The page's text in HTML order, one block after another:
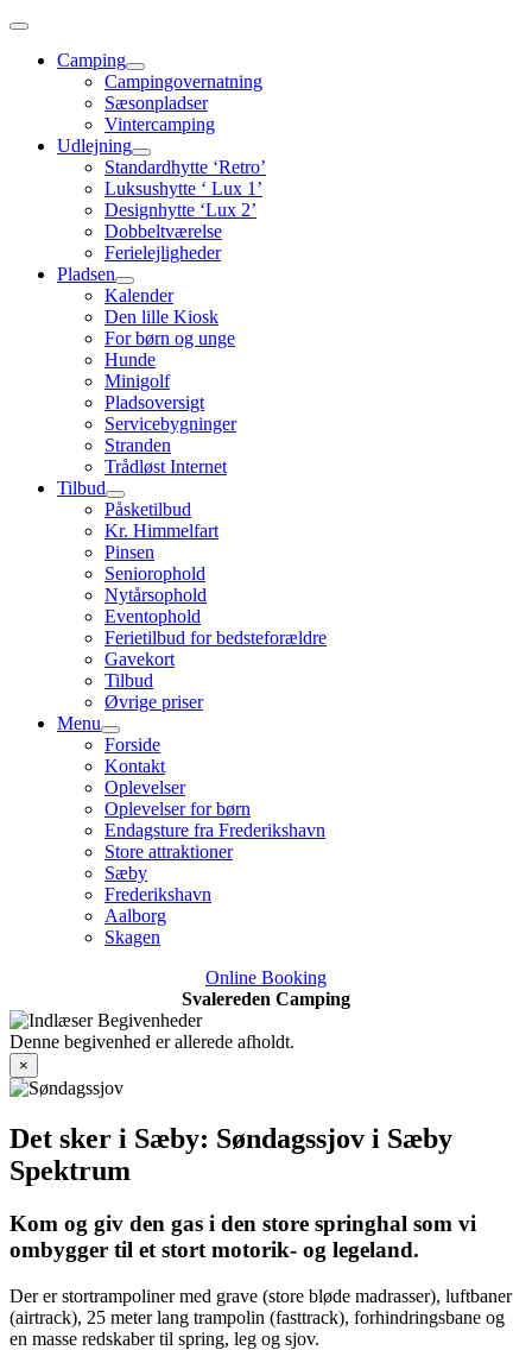
Skip
contentCamping
Campingovernatning
Sæsonpladser
Vintercamping
Udlejning
Standardhytte ‘Retro’
Luksushytte ‘ Lux 1’
Designhytte ‘Lux 2’
Dobbeltværelse
Ferielejligheder
Pladsen
Kalender
Den lille Kiosk
For børn og unge
Hunde
Minigolf
Pladsoversigt
Servicebygninger
Stranden
Trådløst Internet
Tilbud
Påsketilbud
Kr. Himmelfart
Pinsen
Seniorophold
Nytårsophold
Eventophold
Ferietilbud for bedsteforældre
Gavekort
Tilbud
Øvrige priser
Menu
Forside
Kontakt
Oplevelser
Oplevelser for børn
Endagsture fra Frederikshavn
Store attraktioner
Sæby
Frederikshavn
Aalborg
Skagen
Online Booking
Svalereden Camping
Denne begivenhed er allerede afholdt.
×
Det sker i Sæby: Søndagssjov i Sæby
Spektrum
Kom og giv den gas i den store springhal som vi
ombygger til et stort motorik- og legeland.
Der er stortrampoliner med grave (store bløde madrasser), luftbaner
(airtrack), 25 meter lang trampolin (fasttrack), forhindringsbane og
en masse redskaber til spring, leg og sjov.